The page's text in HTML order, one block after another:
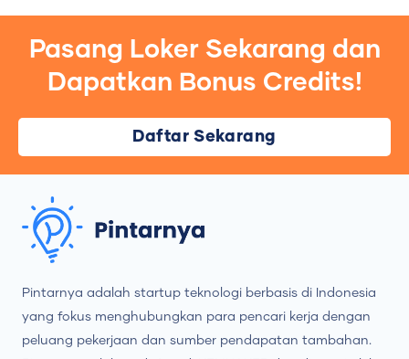
Pasang Loker Sekarang dan
Dapatkan Bonus Credits!
Daftar Sekarang
Pintarnya adalah startup teknologi berbasis di Indonesia
yang fokus menghubungkan para pencari kerja dengan
peluang pekerjaan dan sumber pendapatan tambahan.